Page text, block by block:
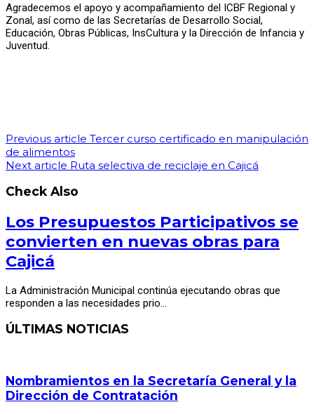
Agradecemos el apoyo y acompañamiento del ICBF Regional y
Zonal, así como de las Secretarías de Desarrollo Social,
Educación, Obras Públicas, InsCultura y la Dirección de Infancia y
Juventud.
Previous article Tercer curso certificado en manipulación
de alimentos
Next article Ruta selectiva de reciclaje en Cajicá
Check Also
Los Presupuestos Participativos se
convierten en nuevas obras para
Cajicá
La Administración Municipal continúa ejecutando obras que
responden a las necesidades prio…
ÚLTIMAS NOTICIAS
Nombramientos en la Secretaría General y la
Dirección de Contratación